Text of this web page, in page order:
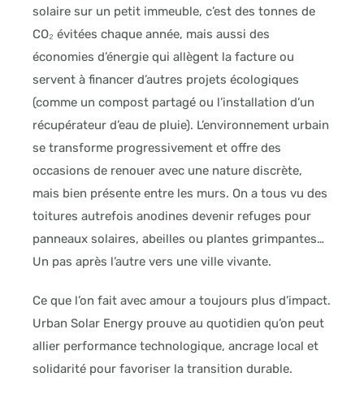
solaire sur un petit immeuble, c’est des tonnes de
CO₂ évitées chaque année, mais aussi des
économies d’énergie qui allègent la facture ou
servent à financer d’autres projets écologiques
(comme un compost partagé ou l’installation d’un
récupérateur d’eau de pluie). L’environnement urbain
se transforme progressivement et offre des
occasions de renouer avec une nature discrète,
mais bien présente entre les murs. On a tous vu des
toitures autrefois anodines devenir refuges pour
panneaux solaires, abeilles ou plantes grimpantes…
Un pas après l’autre vers une ville vivante.
Ce que l’on fait avec amour a toujours plus d’impact.
Urban Solar Energy prouve au quotidien qu’on peut
allier performance technologique, ancrage local et
solidarité pour favoriser la transition durable.